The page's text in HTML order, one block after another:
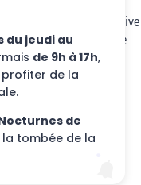
fiesta en 1900 y revive
y buen humor se
du jeudi au
de 9h à 17h,
de la
de
la tombée de la